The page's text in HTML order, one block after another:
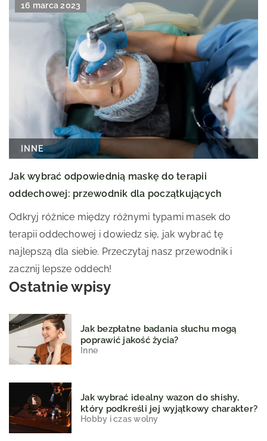
16 marca 2023
INNE
Jak wybrać odpowiednią maskę do terapii
oddechowej: przewodnik dla początkujących
Odkryj różnice między różnymi typami masek do
terapii oddechowej i dowiedz się, jak wybrać tę
najlepszą dla siebie. Przeczytaj nasz przewodnik i
zacznij lepsze oddech!
Ostatnie wpisy
Jak bezpłatne badania słuchu mogą
poprawić jakość życia?
Inne
Jak wybrać idealny wazon do shishy,
który podkreśli jej wyjątkowy charakter?
Hobby i czas wolny